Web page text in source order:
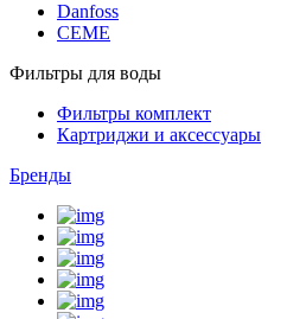
Danfoss
CEME
Фильтры для воды
Фильтры комплект
Картриджи и аксессуары
Бренды